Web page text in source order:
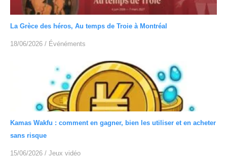
La Grèce des héros, Au temps de Troie à Montréal
18/06/2026 / Événéments
Kamas Wakfu : comment en gagner, bien les utiliser et en acheter
sans risque
15/06/2026 / Jeux vidéo